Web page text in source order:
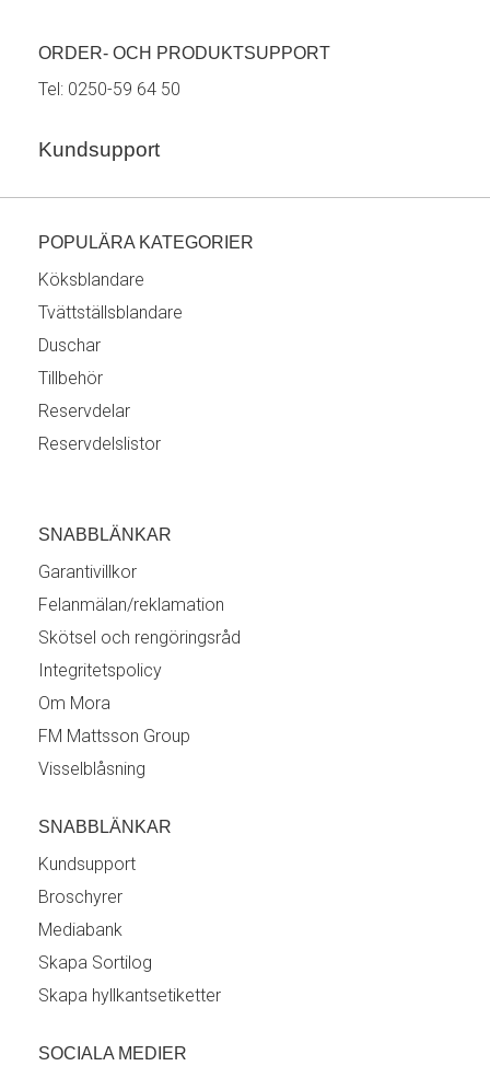
ORDER- OCH PRODUKTSUPPORT
Tel: 0250-59 64 50
Kundsupport
POPULÄRA KATEGORIER
Köksblandare
Tvättställsblandare
Duschar
Tillbehör
Reservdelar
Reservdelslistor
SNABBLÄNKAR
Garantivillkor
Felanmälan/reklamation
Skötsel och rengöringsråd
Integritetspolicy
Om Mora
FM Mattsson Group
Visselblåsning
SNABBLÄNKAR
Kundsupport
Broschyrer
Mediabank
Skapa Sortilog
Skapa hyllkantsetiketter
SOCIALA MEDIER